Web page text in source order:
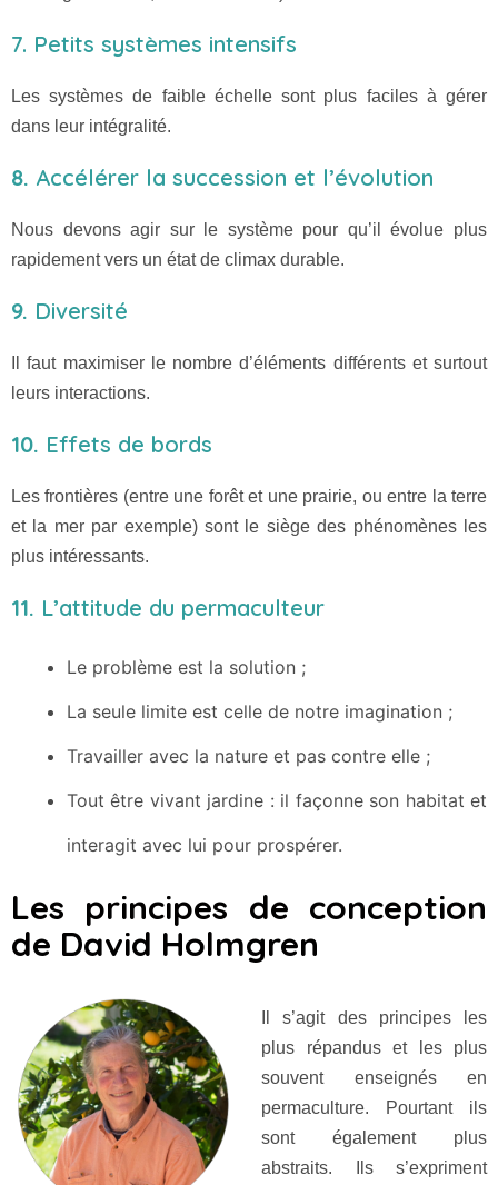
7. Petits systèmes intensifs
Les systèmes de faible échelle sont plus faciles à gérer
dans leur intégralité.
8. Accélérer la succession et l’évolution
Nous devons agir sur le système pour qu’il évolue plus
rapidement vers un état de climax durable.
9. Diversité
Il faut maximiser le nombre d’éléments différents et surtout
leurs interactions.
10. Effets de bords
Les frontières (entre une forêt et une prairie, ou entre la terre
et la mer par exemple) sont le siège des phénomènes les
plus intéressants.
11. L’attitude du permaculteur
Le problème est la solution ;
La seule limite est celle de notre imagination ;
Travailler avec la nature et pas contre elle ;
Tout être vivant jardine : il façonne son habitat et
interagit avec lui pour prospérer.
Les principes de conception
de David Holmgren
Il s’agit des principes les
plus répandus et les plus
souvent enseignés en
permaculture. Pourtant ils
sont également plus
abstraits. Ils s’expriment